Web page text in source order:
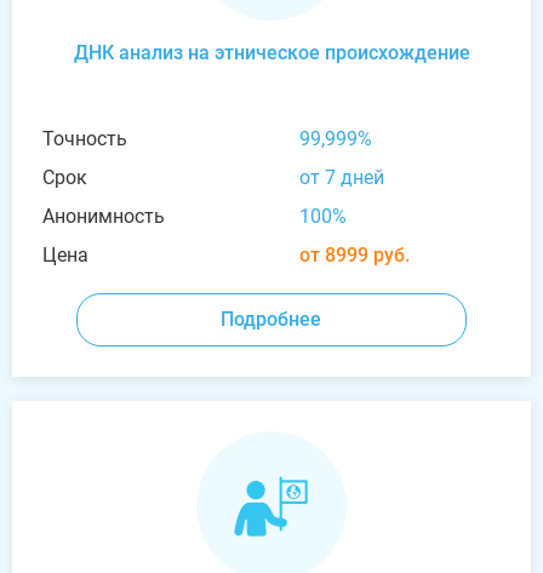
ДНК анализ на этническое происхождение
Точность
99,999%
Срок
от 7 дней
Анонимность
100%
Цена
от 8999 руб.
Подробнее